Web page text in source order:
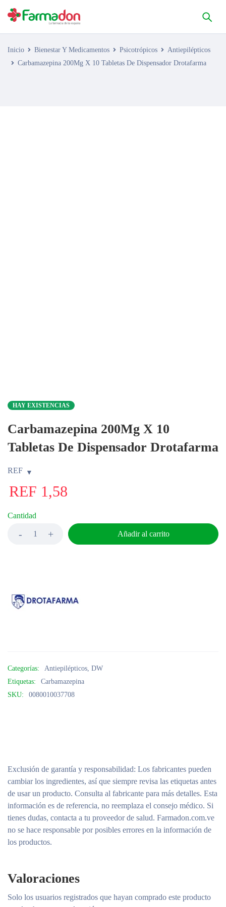
Inicio Bienestar Y Medicamentos Psicotrópicos
Antiepilépticos
Carbamazepina 200Mg X 10 Tabletas De Dispensador Drotafarma
HAY EXISTENCIAS
Carbamazepina 200Mg X 10
Tabletas De Dispensador Drotafarma
REF
REF 1,58
Cantidad
Añadir al carrito
Categorías: Antiepilépticos DW
Etiquetas:
Carbamazepina
SKU:
0080010037708
Exclusión de garantía y responsabilidad: Los fabricantes pueden
cambiar los ingredientes, así que siempre revisa las etiquetas antes
de usar un producto. Consulta al fabricante para más detalles. Esta
información es de referencia, no reemplaza el consejo médico. Si
tienes dudas, contacta a tu proveedor de salud. Farmadon.com.ve
no se hace responsable por posibles errores en la información de
los productos.
Valoraciones
Solo los usuarios registrados que hayan comprado este producto